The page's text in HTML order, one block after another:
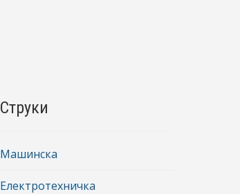
Струки
Машинска
Електротехничка